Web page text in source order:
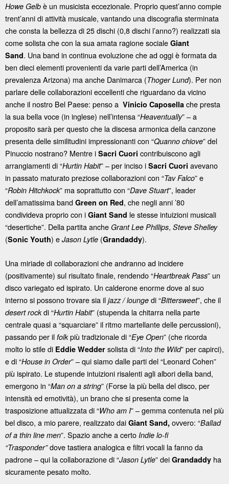
Howe Gelb è un musicista eccezionale. Proprio quest’anno compie
trent’anni di attività musicale, vantando una discografia sterminata
che consta la bellezza di 25 dischi (0,8 dischi l’anno?) realizzati sia
come solista che con la sua amata ragione sociale Giant
Sand. Una band in continua evoluzione che ad oggi è formata da
ben dieci elementi provenienti da varie parti dell’America (in
prevalenza Arizona) ma anche Danimarca (Thoger Lund). Per non
parlare delle collaborazioni eccellenti che riguardano da vicino
anche il nostro Bel Paese: penso a Vinicio Caposella che presta
la sua bella voce (in inglese) nell’intensa “Heaventually” – a
proposito sarà per questo che la discesa armonica della canzone
presenta delle similitudini impressionanti con “Quanno chiove” del
Pinuccio nostrano? Mentre i Sacri Cuori contribuiscono agli
arrangiamenti di “Hurtin Habit” – per inciso i Sacri Cuori avevano
in passato maturato preziose collaborazioni con “Tav Falco” e
“Robin Hitchkock” ma soprattutto con “Dave Stuart”, leader
dell’amatissima band Green on Red, che negli anni ’80
condivideva proprio con i Giant Sand le stesse intuizioni musicali
“desertiche”. Della partita anche Grant Lee Phillips, Steve Shelley
(Sonic Youth) e Jason Lytle (Grandaddy).
Una miriade di collaborazioni che andranno ad incidere
(positivamente) sul risultato finale, rendendo “Heartbreak Pass” un
disco variegato ed ispirato. Un calderone enorme dove al suo
interno si possono trovare sia il jazz / lounge di “Bittersweet”, che il
desert rockdi “Hurtin Habit” (stupenda la chitarra nella parte
centrale quasi a “squarciare” il ritmo martellante delle percussioni),
passando per il folkpiù tradizionale di “Eye Open” (che ricorda
molto lo stile di Eddie Wedder solista di “Into the Wild” per capirci),
e di “House in Order” – qui siamo dalle parti del “Leonard Cohen”
più ispirato. Le stupende intuizioni risalenti agli albori della band,
emergono in “Man on a string” (Forse la più bella del disco, per
intensità ed emotività), un brano che si presenta come la
trasposizione attualizzata di “Who am I” – gemma contenuta nel più
bel disco, a mio parere, realizzato dai Giant Sand, ovvero: “Ballad
of a thin line men”. Spazio anche a certo Indie lo-fi
“Trasponder”dove tastiera analogica e filtri vocali la fanno da
padrone – qui la collaborazione di “Jason Lytle” dei Grandaddy ha
sicuramente pesato molto.